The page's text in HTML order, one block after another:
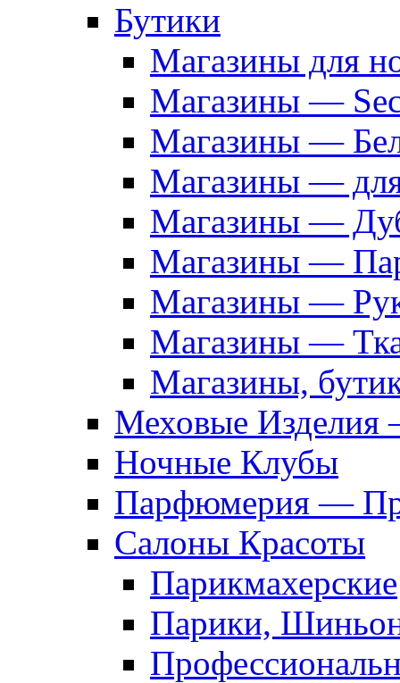
Бутики
Магазины для
Магазины —
Магазины —
Магазины —
Магазины —
Магазины —
Магазины —
Магазины —
Магазины,
Меховые Изделия
Ночные Клубы
Парфюмерия —
Салоны Красоты
Парикмахерские
Парики,